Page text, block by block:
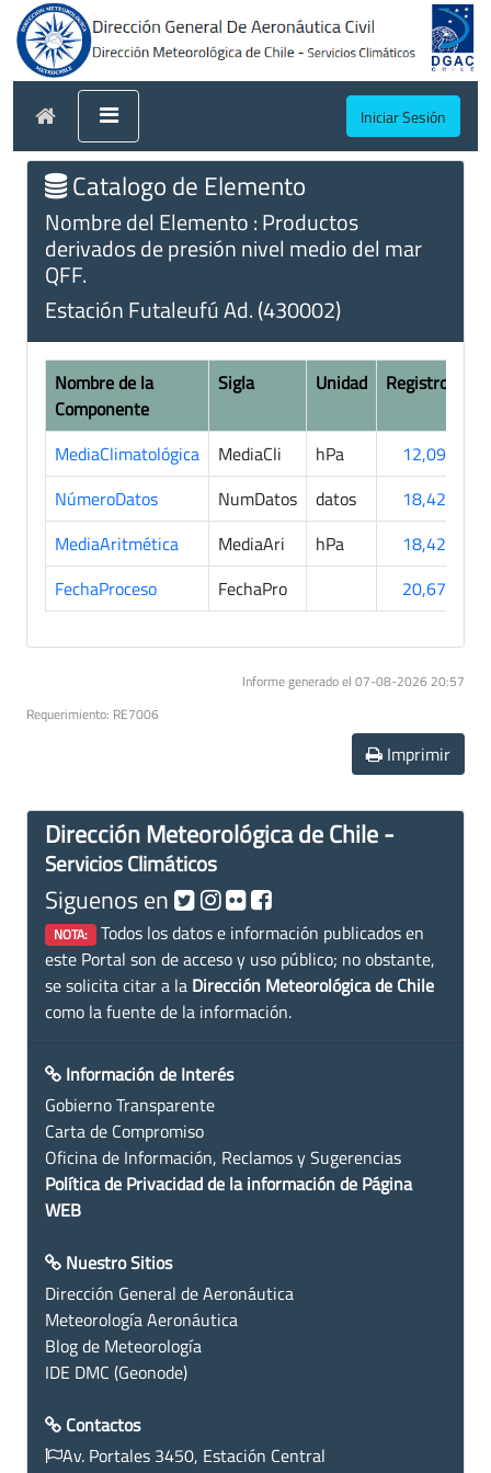
Iniciar Sesión
Catalogo de Elemento
Nombre del Elemento : Productos
derivados de presión nivel medio del mar
QFF.
Estación Futaleufú Ad. (430002)
Nombre de la
Componente
Sigla Unidad Registros
MediaClimatológica MediaCli hPa
12,098
NúmeroDatos
NumDatos datos
18,426
MediaAritmética
MediaAri hPa
18,426
FechaProceso
FechaPro 20,671
Informe generado el 07-08-2026 20:57
Requerimiento: RE7006
Imprimir
Dirección Meteorológica de Chile -
Servicios Climáticos
Siguenos en
NOTA: Todos los datos e información publicados en
este Portal son de acceso y uso público; no obstante,
se solicita citar a la Dirección Meteorológica de Chile
como la fuente de la información.
Información de Interés
Gobierno Transparente
Carta de Compromiso
Oficina de Información, Reclamos y Sugerencias
Política de Privacidad de la información de Página
WEB
Nuestro Sitios
Dirección General de Aeronáutica
Meteorología Aeronáutica
Blog de Meteorología
IDE DMC (Geonode)
Contactos
Av. Portales 3450, Estación Central